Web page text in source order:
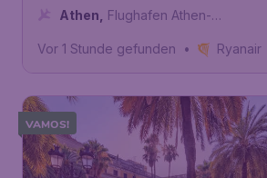
Athen
Flughafen Athen-
Vor 1 Stunde gefunden • Ryanair
VAMOS!